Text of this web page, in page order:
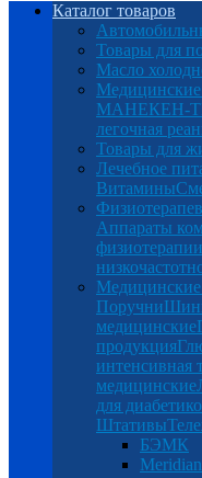
Каталог товаров
Товары для
Масло
Медицинские
МАНЕКЕН-
легочная
Товары для
Лечебное
Витамины
Аппараты
физиотерапии
Медицинские
Поручни
медицинские
продукция
интенсивная
медицинские
для
Штативы
БЭМК
Meridian